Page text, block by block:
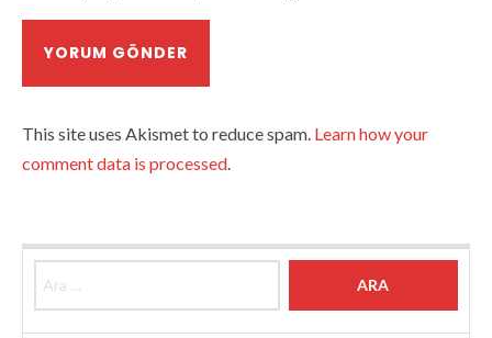
This site uses Akismet to reduce spam. Learn how your
comment data is processed.